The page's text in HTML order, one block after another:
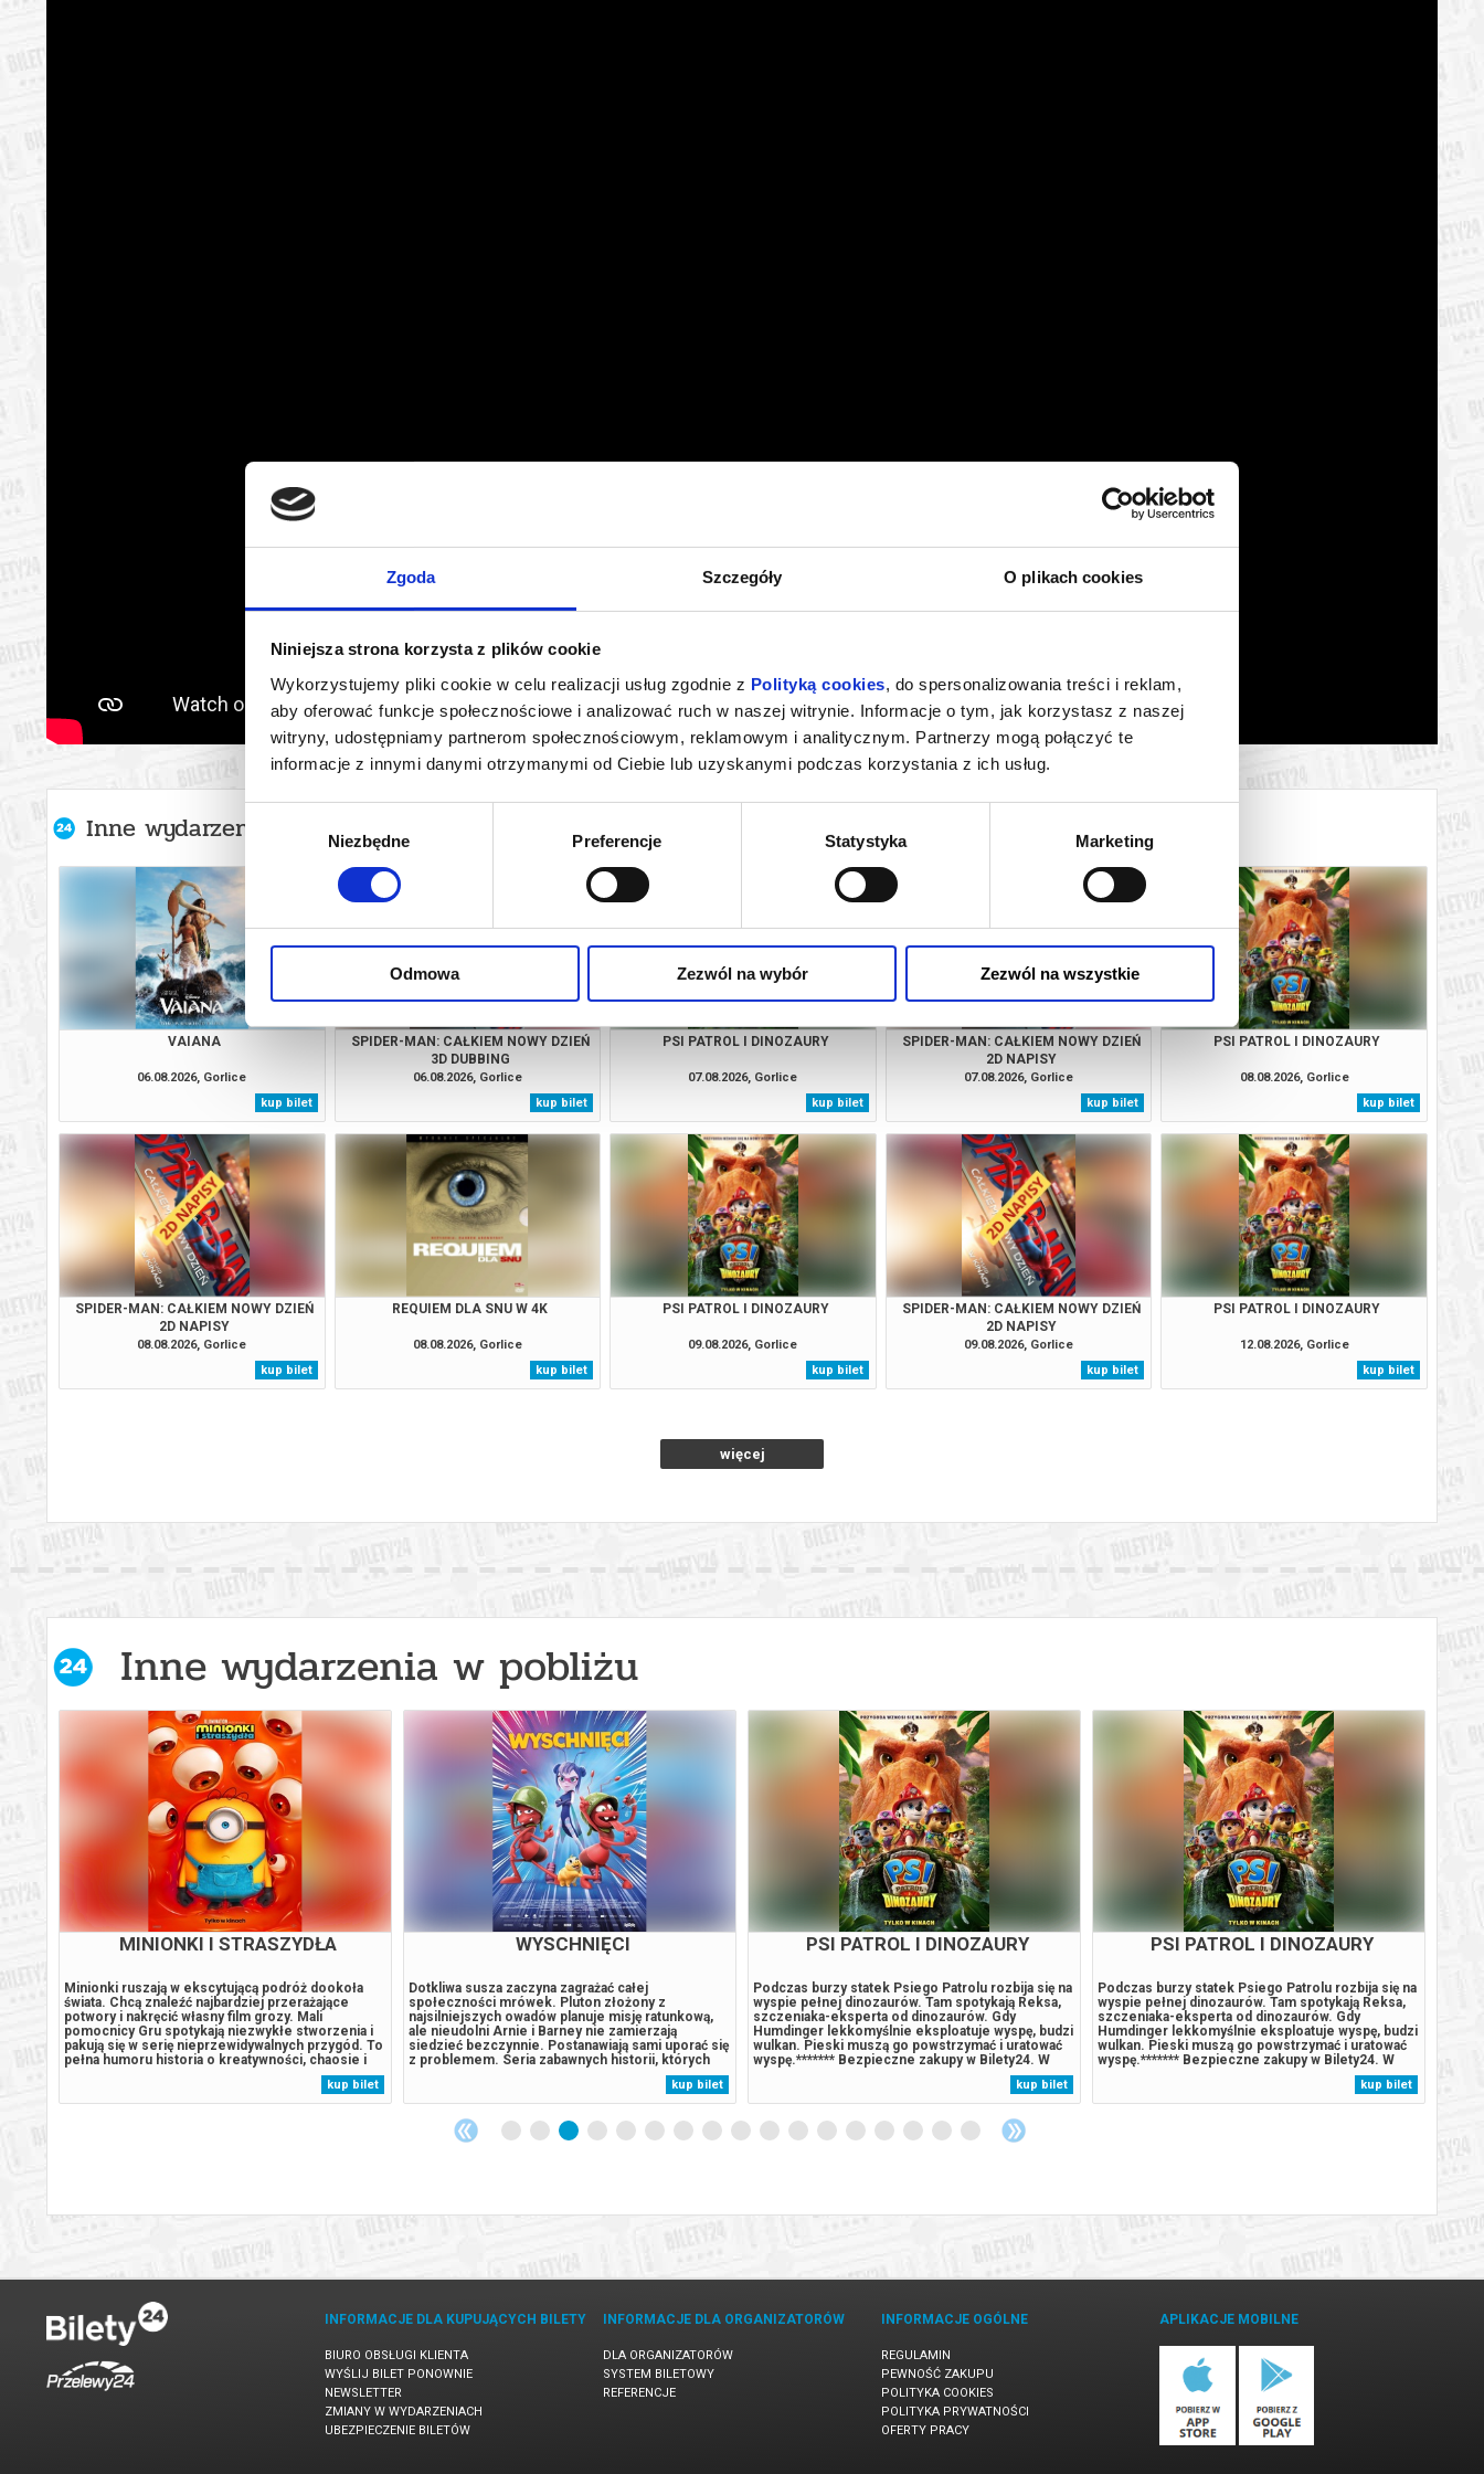
Zgoda Szczegóły O plikach cookies
Niniejsza strona korzysta z plików cookie
Wykorzystujemy pliki cookie w celu realizacji usług zgodnie z Polityką cookies, do spersonalizowania treści i reklam,
aby oferować funkcje społecznościowe i analizować ruch w naszej witrynie. Informacje o tym, jak korzystasz z naszej
witryny, udostępniamy partnerom społecznościowym, reklamowym i analitycznym. Partnerzy mogą połączyć te
informacje z innymi danymi otrzymanymi od Ciebie lub uzyskanymi podczas korzystania z ich usług.
Niezbędne Preferencje Statystyka Marketing
Odmowa Zezwól na wybór Zezwól na wszystkie
Inne wydarzenia organizatora
VAIANA
06.08.2026, Gorlice
kup bilet
SPIDER-MAN: CAŁKIEM NOWY DZIEŃ
3D DUBBING
06.08.2026, Gorlice
kup bilet
PSI PATROL I DINOZAURY
07.08.2026, Gorlice
kup bilet
SPIDER-MAN: CAŁKIEM NOWY DZIEŃ
2D NAPISY
07.08.2026, Gorlice
kup bilet
PSI PATROL I DINOZAURY
08.08.2026, Gorlice
kup bilet
SPIDER-MAN: CAŁKIEM NOWY DZIEŃ
2D NAPISY
08.08.2026, Gorlice
kup bilet
REQUIEM DLA SNU W 4K
08.08.2026, Gorlice
kup bilet
PSI PATROL I DINOZAURY
09.08.2026, Gorlice
kup bilet
SPIDER-MAN: CAŁKIEM NOWY DZIEŃ
2D NAPISY
09.08.2026, Gorlice
kup bilet
PSI PATROL I DINOZAURY
12.08.2026, Gorlice
kup bilet
więcej
Inne wydarzenia w pobliżu
MINIONKI I STRASZYDŁA
Minionki ruszają w ekscytującą podróż dookoła
świata. Chcą znaleźć najbardziej przerażające
potwory i nakręcić własny film grozy. Mali
pomocnicy Gru spotykają niezwykłe stworzenia i
pakują się w serię nieprzewidywalnych przygód. To
pełna humoru historia o kreatywności, chaosie i
Udowadniają, że dla wspólnego celu warto pokonać
każdą przeszkodę. Oryginalny tytuł:...
kup bilet
WYSCHNIĘCI
Dotkliwa susza zaczyna zagrażać całej
społeczności mrówek. Pluton złożony z
najsilniejszych owadów planuje misję ratunkową,
ale nieudolni Arnie i Barney nie zamierzają
siedzieć bezczynnie. Postanawiają sami uporać się
z problemem. Seria zabawnych historii, których
doświadczają skutkuje tym, że całkowicie
nieoczekiwanymi bohaterami. Oryginalny tytuł:
Arnie &...
kup bilet
PSI PATROL I DINOZAURY
Podczas burzy statek Psiego Patrolu rozbija się na
wyspie pełnej dinozaurów. Tam spotykają Reksa,
szczeniaka-eksperta od dinozaurów. Gdy
Humdinger lekkomyślnie eksploatuje wyspę, budzi
wulkan. Pieski muszą go powstrzymać i uratować
wyspę.******* Bezpieczne zakupy w Bilety24. W
przypadku odwołania wydarzenia, gwarantujemy
automatyczny zwrot środków potwierdzony
komunikatem wysyłanym na adres...
kup bilet
PSI PATROL I DINOZAURY
Podczas burzy statek Psiego Patrolu rozbija się na
wyspie pełnej dinozaurów. Tam spotykają Reksa,
szczeniaka-eksperta od dinozaurów. Gdy
Humdinger lekkomyślnie eksploatuje wyspę, budzi
wulkan. Pieski muszą go powstrzymać i uratować
wyspę.******* Bezpieczne zakupy w Bilety24. W
przypadku odwołania wydarzenia, gwarantujemy
automatyczny zwrot środków potwierdzony
komunikatem wysyłanym na adres...
kup bilet
INFORMACJE DLA KUPUJĄCYCH BILETY
BIURO OBSŁUGI KLIENTA
WYŚLIJ BILET PONOWNIE
NEWSLETTER
ZMIANY W WYDARZENIACH
UBEZPIECZENIE BILETÓW
INFORMACJE DLA ORGANIZATORÓW
DLA ORGANIZATORÓW
SYSTEM BILETOWY
REFERENCJE
INFORMACJE OGÓLNE
REGULAMIN
PEWNOŚĆ ZAKUPU
POLITYKA COOKIES
POLITYKA PRYWATNOŚCI
OFERTY PRACY
APLIKACJE MOBILNE